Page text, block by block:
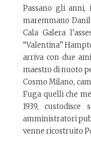
Passano gli
maremmano
Cala Galera
“Valentina”
arriva con due
maestro di nuoto
Cosmo Milano,
Fuga quelli che
1939,
amministratori
venne ricostruito